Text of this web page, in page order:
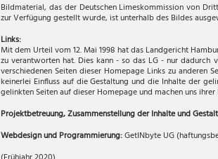
Bildmaterial, das der Deutschen Limeskommission von
zur Verfügung gestellt wurde, ist unterhalb des Bildes
Links:
Mit dem Urteil vom 12. Mai 1998 hat das Landgericht
zu verantworten hat. Dies kann - so das LG - nur dadurch
verschiedenen Seiten dieser Homepage Links zu
keinerlei Einfluss auf die Gestaltung und die Inhalte der
gelinkten Seiten auf dieser Homepage und machen uns
Projektbetreuung, Zusammenstellung der Inhalte und
Webdesign und Programmierung:GetINbyte UG